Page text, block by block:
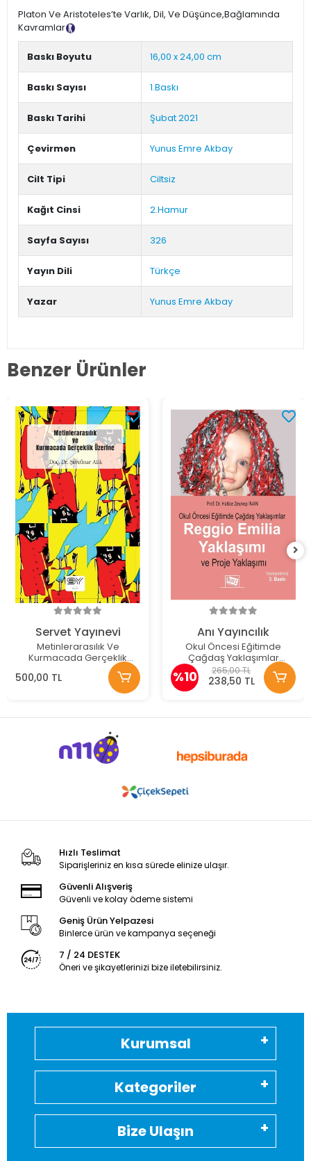
Platon Ve Aristoteles’te Varlık, Dil, Ve Düşünce,Bağlamında
Kavramlar
Baskı Boyutu 16,00 x 24,00 cm
Baskı Sayısı 1.Baskı
Baskı Tarihi Şubat 2021
Çevirmen Yunus Emre Akbay
Cilt Tipi Ciltsiz
Kağıt Cinsi 2.Hamur
Sayfa Sayısı 326
Yayın Dili Türkçe
Yazar Yunus Emre Akbay
Benzer Ürünler
Servet Yayınevi
Metinlerarasılık Ve
Kurmacada Gerçeklik
500,00 TL
Anı Yayıncılık
Okul Öncesi Eğitimde
Çağdaş Yaklaşımlar
Reggio Emila Yaklaşımı ve
Proje Yaklaşımı
%10 265,00 TL
238,50 TL
Hızlı Teslimat
Siparişleriniz en kısa sürede elinize ulaşır.
Güvenli Alışveriş
Güvenli ve kolay ödeme sistemi
Geniş Ürün Yelpazesi
Binlerce ürün ve kampanya seçeneği
7 / 24 DESTEK
Öneri ve şikayetlerinizi bize iletebilirsiniz.
Kurumsal
Kategoriler
Bize Ulaşın